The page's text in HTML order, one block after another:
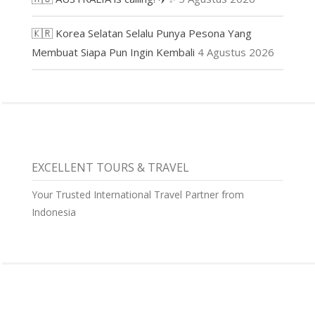
🇰🇷 Korea Selatan Selalu Punya Pesona Yang
Membuat Siapa Pun Ingin Kembali 4 Agustus 2026
EXCELLENT TOURS & TRAVEL
Your Trusted International Travel Partner from
Indonesia